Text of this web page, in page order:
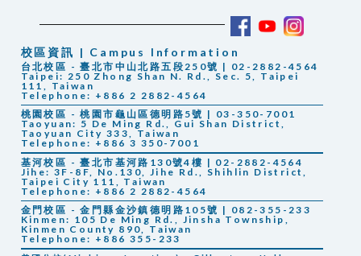
校區資訊 | Campus Information
台北校區 - 臺北市中山北路五段250號 | 02-2882-4564
Taipei: 250 Zhong Shan N. Rd., Sec. 5, Taipei
111, Taiwan
Telephone: +886 2 2882-4564
桃園校區 - 桃園市龜山區德明路5號 | 03-350-7001
Taoyuan: 5 De Ming Rd., Gui Shan District,
Taoyuan City 333, Taiwan
Telephone: +886 3 350-7001
基河校區 - 臺北市基河路130號4樓 | 02-2882-4564
Jihe: 3F-8F, No.130, Jihe Rd., Shihlin District,
Taipei City 111, Taiwan
Telephone: +886 2 2882-4564
金門校區 - 金門縣金沙鎮德明路105號 | 082-355-233
Kinmen: 105 De Ming Rd., Jinsha Township,
Kinmen County 890, Taiwan
Telephone: +886 355-233